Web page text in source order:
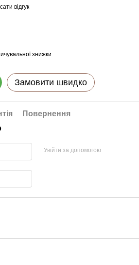
відгук
знижки
Замовити швидко
Повернення
Увійти за допомогою